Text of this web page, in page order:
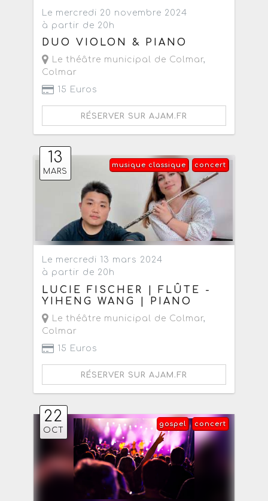
Le mercredi 20 novembre 2024
à partir de 20h
DUO VIOLON & PIANO
Le théâtre municipal de Colmar,
Colmar
15 Euros
RÉSERVER SUR AJAM.FR
13
MARS
concert
musique classique
Le mercredi 13 mars 2024
à partir de 20h
LUCIE FISCHER | FLÛTE -
YIHENG WANG | PIANO
Le théâtre municipal de Colmar,
Colmar
15 Euros
RÉSERVER SUR AJAM.FR
22
OCT
concert
gospel